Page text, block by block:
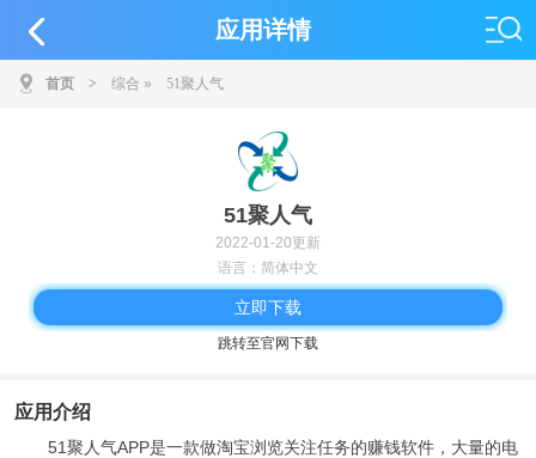
应用详情
首页 > 综合 » 51聚人气
51聚人气
2022-01-20更新
语言：简体中文
立即下载
跳转至官网下载
应用介绍
51聚人气APP是一款做淘宝浏览关注任务的赚钱软件，大量的电